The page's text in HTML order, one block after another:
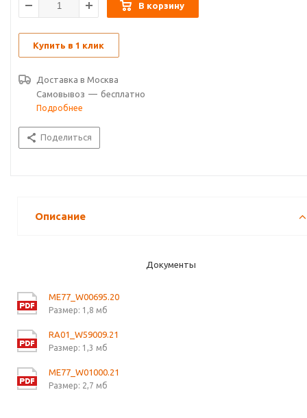
В корзину
Купить в 1 клик
Доставка в Москва
Самовывоз — бесплатно
Подробнее
Поделиться
Описание
Документы
ME77_W00695.20
Размер: 1,8 мб
RA01_W59009.21
Размер: 1,3 мб
ME77_W01000.21
Размер: 2,7 мб